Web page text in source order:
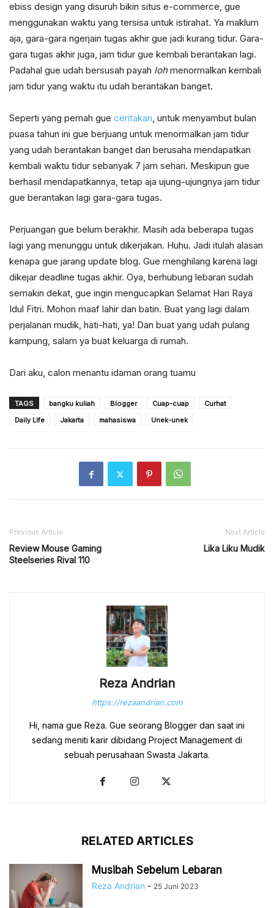
ebiss design yang disuruh bikin situs e-commerce, gue
menggunakan waktu yang tersisa untuk istirahat. Ya maklum
aja, gara-gara ngerjain tugas akhir gue jadi kurang tidur. Gara-
gara tugas akhir juga, jam tidur gue kembali berantakan lagi.
Padahal gue udah bersusah payah lohmenormalkan kembali
jam tidur yang waktu itu udah berantakan banget.
Seperti yang pernah gue ceritakan, untuk menyambut bulan
puasa tahun ini gue berjuang untuk menormalkan jam tidur
yang udah berantakan banget dan berusaha mendapatkan
kembali waktu tidur sebanyak 7 jam sehari. Meskipun gue
berhasil mendapatkannya, tetap aja ujung-ujungnya jam tidur
gue berantakan lagi gara-gara tugas.
Perjuangan gue belum berakhir. Masih ada beberapa tugas
lagi yang menunggu untuk dikerjakan. Huhu. Jadi itulah alasan
kenapa gue jarang update blog. Gue menghilang karena lagi
dikejar deadline tugas akhir. Oya, berhubung lebaran sudah
semakin dekat, gue ingin mengucapkan Selamat Hari Raya
Idul Fitri. Mohon maaf lahir dan batin. Buat yang lagi dalam
perjalanan mudik, hati-hati, ya! Dan buat yang udah pulang
kampung, salam ya buat keluarga di rumah.
Dari aku, calon menantu idaman orang tuamu
TAGS bangku kuliah Blogger Cuap-cuap
Curhat
Daily Life
Jakarta mahasiswa Unek-unek
Previous Article
Review Mouse Gaming
Steelseries Rival 110
Next Article
Lika Liku Mudik
Reza Andrian
https://rezaandrian.com
Hi, nama gue Reza. Gue seorang Blogger dan saat ini
sedang meniti karir dibidang Project Management di
sebuah perusahaan Swasta Jakarta.
RELATED ARTICLES
Musibah Sebelum Lebaran
Reza Andrian - 25 Juni 2023